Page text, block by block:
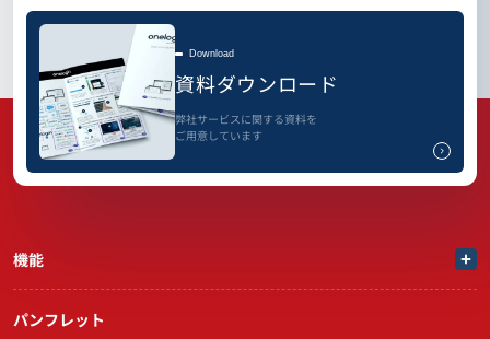
Download
資料ダウンロード
弊社サービスに関する資料を
ご用意しています
機能
パンフレット